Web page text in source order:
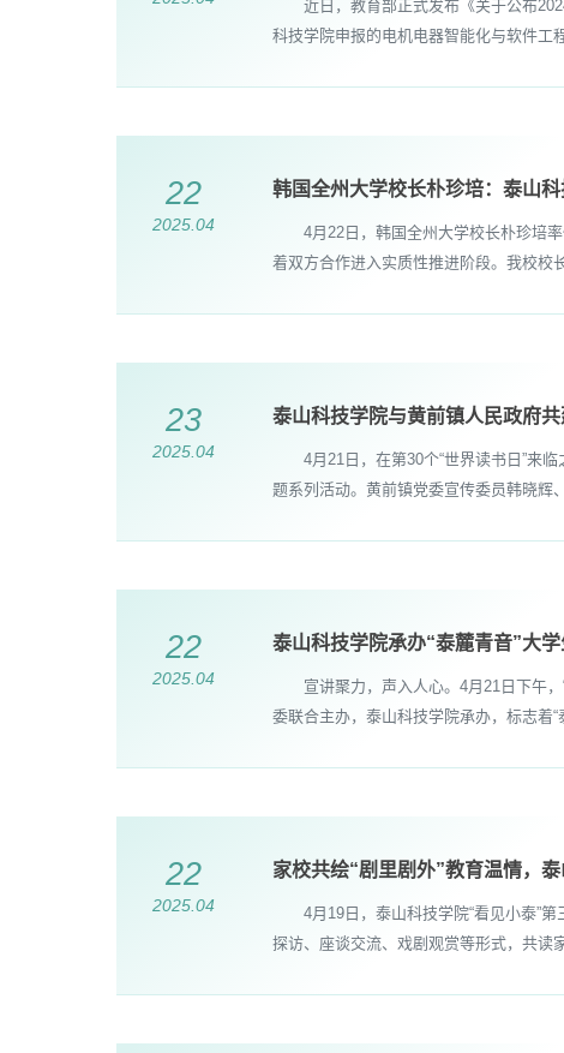
近日，教育部正式发布《关于公布2024
科技学院申报的电机电器智能化与软件工
22
2025.04
韩国全州大学校长朴珍培：泰山
4月22日，韩国全州大学校长朴珍培率
着双方合作进入实质性推进阶段。我校校
23
2025.04
泰山科技学院与黄前镇人民政府
4月21日，在第30个“世界读书日”来临
题系列活动。黄前镇党委宣传委员韩晓辉
22
2025.04
泰山科技学院承办“泰麓青音”大
宣讲聚力，声入人心。4月21日下午，“
委联合主办，泰山科技学院承办，标志着
22
2025.04
家校共绘“剧里剧外”教育温情，
4月19日，泰山科技学院“看见小泰”第
探访、座谈交流、戏剧观赏等形式，共读